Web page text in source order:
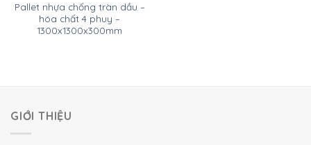
Pallet nhựa chống tràn dầu –
hóa chất 4 phuy –
1300x1300x300mm
GIỚI THIỆU